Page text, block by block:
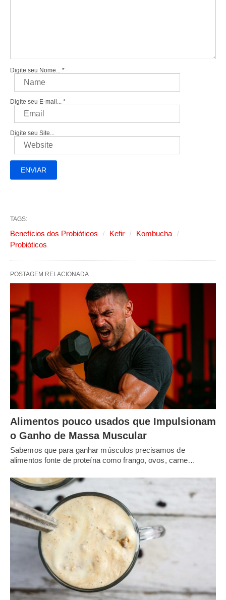
Digite seu Nome... *
Digite seu E-mail... *
Digite seu Site...
TAGS:
Benefícios dos Probióticos Kefir
Kombucha
Probióticos
POSTAGEM RELACIONADA
Alimentos pouco usados que Impulsionam
o Ganho de Massa Muscular
Sabemos que para ganhar músculos precisamos de
alimentos fonte de proteína como frango, ovos, carne…